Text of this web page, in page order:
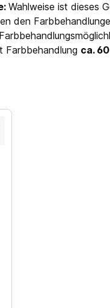
Wahlweise ist dieses
den
Farbbehandlung ca.